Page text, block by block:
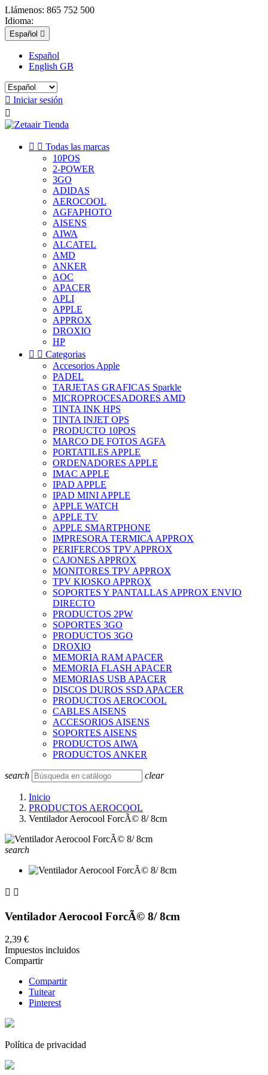
Llámenos: 865 752 500
Idioma:
Español 
Español
English GB
 Iniciar sesión

  Todas las marcas
10POS
2-POWER
3GO
ADIDAS
AEROCOOL
AGFAPHOTO
AISENS
AIWA
ALCATEL
AMD
ANKER
AOC
APACER
APLI
APPLE
APPROX
DROXIO
HP
  Categorias
Accesorios Apple
PADEL
TARJETAS GRAFICAS Sparkle
MICROPROCESADORES AMD
TINTA INK HPS
TINTA INJET OPS
PRODUCTO 10POS
MARCO DE FOTOS AGFA
PORTATILES APPLE
ORDENADORES APPLE
IMAC APPLE
IPAD APPLE
IPAD MINI APPLE
APPLE WATCH
APPLE TV
APPLE SMARTPHONE
IMPRESORA TERMICA APPROX
PERIFERCOS TPV APPROX
CAJONES APPROX
MONITORES TPV APPROX
TPV KIOSKO APPROX
SOPORTES Y PANTALLAS APPROX ENVIO
DIRECTO
PRODUCTOS 2PW
SOPORTES 3GO
PRODUCTOS 3GO
DROXIO
MEMORIA RAM APACER
MEMORIA FLASH APACER
MEMORIAS USB APACER
DISCOS DUROS SSD APACER
PRODUCTOS AEROCOOL
CABLES AISENS
ACCESORIOS AISENS
SOPORTES AISENS
PRODUCTOS AIWA
PRODUCTOS ANKER
search clear
Inicio
PRODUCTOS AEROCOOL
Ventilador Aerocool ForcÃ© 8/ 8cm
search
 
Ventilador Aerocool ForcÃ© 8/ 8cm
2,39 €
Impuestos incluidos
Compartir
Compartir
Tuitear
Pinterest
Política de privacidad